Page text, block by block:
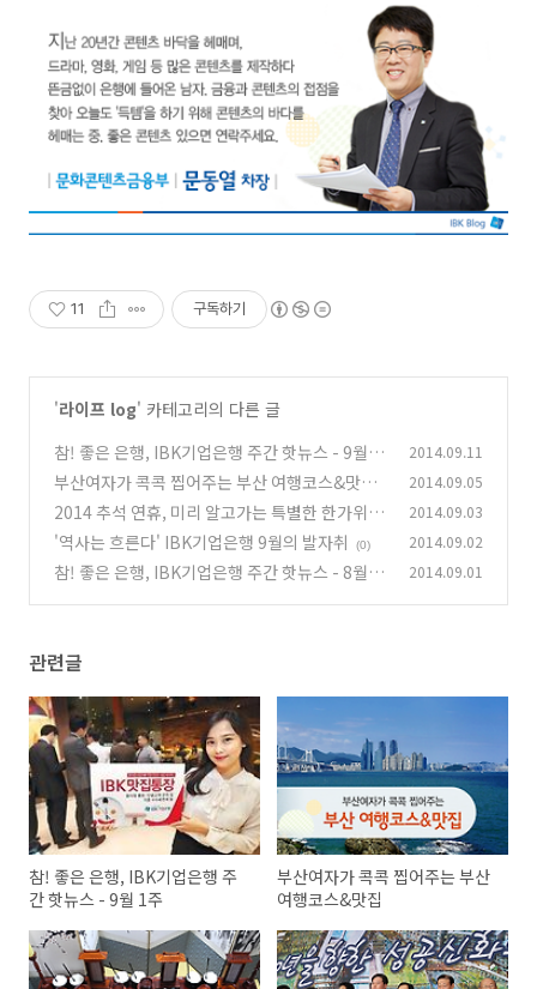
11 구독하기
'라이프 log' 카테고리의 다른 글
참! 좋은 은행, IBK기업은행 주간 핫뉴스 - 9월 1
주
(0)
2014.09.11
부산여자가 콕콕 찝어주는 부산 여행코스&맛집
(10)
2014.09.05
2014 추석 연휴, 미리 알고가는 특별한 한가위
(0)
2014.09.03
'역사는 흐른다' IBK기업은행 9월의 발자취 (0) 2014.09.02
참! 좋은 은행, IBK기업은행 주간 핫뉴스 - 8월 5
2014.09.01
관련글
참! 좋은 은행, IBK기업은행 주
간 핫뉴스 - 9월 1주
부산여자가 콕콕 찝어주는 부산
여행코스&맛집